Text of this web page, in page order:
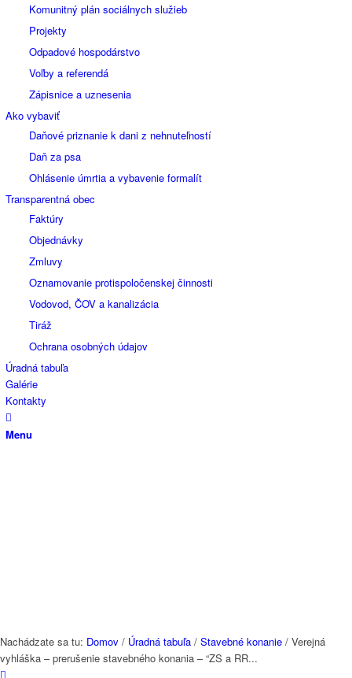
Komunitný plán sociálnych služieb
Projekty
Odpadové hospodárstvo
Voľby a referendá
Zápisnice a uznesenia
Ako vybaviť
Daňové priznanie k dani z nehnuteľností
Daň za psa
Ohlásenie úmrtia a vybavenie formalít
Transparentná obec
Faktúry
Objednávky
Zmluvy
Oznamovanie protispoločenskej činnosti
Vodovod, ČOV a kanalizácia
Tiráž
Ochrana osobných údajov
Úradná tabuľa
Galérie
Kontakty
Menu
Nachádzate sa tu: Domov / Úradná tabuľa / Stavebné konanie / Verejná
vyhláška – prerušenie stavebného konania – “ZS a RR...